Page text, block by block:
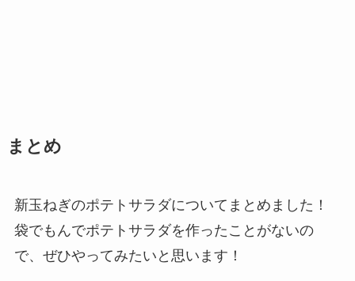
まとめ
新玉ねぎのポテトサラダについてまとめました！
袋でもんでポテトサラダを作ったことがないの
で、ぜひやってみたいと思います！